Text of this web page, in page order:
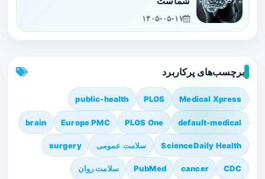
۱۴۰۵-۰۵-۱۷
برچسب‌های پرکاربرد
Medical Xpress
PLOS
public-health
default-medical
PLOS One
Europe PMC
brain
ScienceDaily Health سلامت عمومی surgery
CDC
cancer
PubMed سلامت روان